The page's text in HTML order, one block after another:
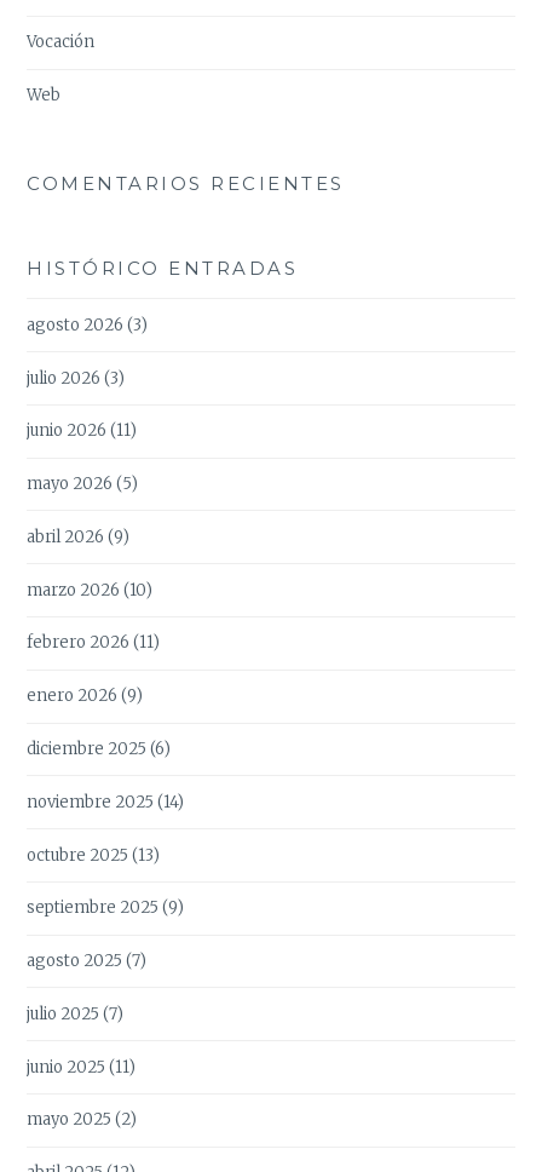
Vocación
Web
COMENTARIOS RECIENTES
HISTÓRICO ENTRADAS
agosto 2026 (3)
julio 2026 (3)
junio 2026 (11)
mayo 2026 (5)
abril 2026 (9)
marzo 2026 (10)
febrero 2026 (11)
enero 2026 (9)
diciembre 2025 (6)
noviembre 2025 (14)
octubre 2025 (13)
septiembre 2025 (9)
agosto 2025 (7)
julio 2025 (7)
junio 2025 (11)
mayo 2025 (2)